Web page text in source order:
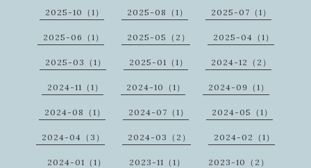
2025-10（1） 2025-08（1） 2025-07（1）
2025-06（1） 2025-05（2） 2025-04（1）
2025-03（1） 2025-01（1） 2024-12（2）
2024-11（1） 2024-10（1） 2024-09（1）
2024-08（1） 2024-07（1） 2024-05（1）
2024-04（3） 2024-03（2） 2024-02（1）
2024-01（1） 2023-11（1） 2023-10（2）